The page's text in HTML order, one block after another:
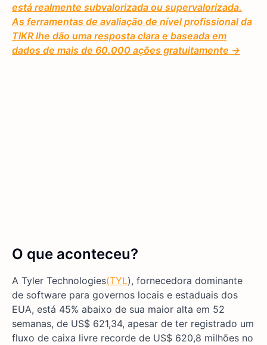
está realmente subvalorizada ou supervalorizada.
As ferramentas de avaliação de nível profissional da
TIKR lhe dão uma resposta clara e baseada em
dados de mais de 60.000 ações gratuitamente →
O que aconteceu?
A Tyler Technologies(TYL), fornecedora dominante
de software para governos locais e estaduais dos
EUA, está 45% abaixo de sua maior alta em 52
semanas, de US$ 621,34, apesar de ter registrado um
fluxo de caixa livre recorde de US$ 620,8 milhões no